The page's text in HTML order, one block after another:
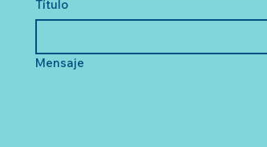
Título
Mensaje